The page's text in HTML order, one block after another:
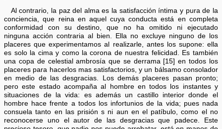
Al contrario, la paz del alma es la satisfacción íntima y pura de la
conciencia, que reina en aquel cuya conducta está en completa
conformidad con su destino, que no ha omitido ni ejecutado
ninguna acción contraria al bien. Ella no excluye ninguno de los
placeres que experimentamos al realizarle, antes los supone: ella
es solo la cima y como la corona de nuestra felicidad. Es también
una copa de celestial ambrosía que se derrama [15] en todos los
placeres para hacerlos mas satisfactorios, y un bálsamo consolador
en medio de las desgracias. Los demás placeres pasan pronto;
pero este estado acompaña al hombre en todos los instantes y
situaciones de la vida: es además un castillo interior donde el
hombre hace frente a todos los infortunios de la vida; pues nada
consuela tanto en las prisión s ni aun en el patíbulo, como el no
reconocerse uno el autor de las desgracias que padece. Este